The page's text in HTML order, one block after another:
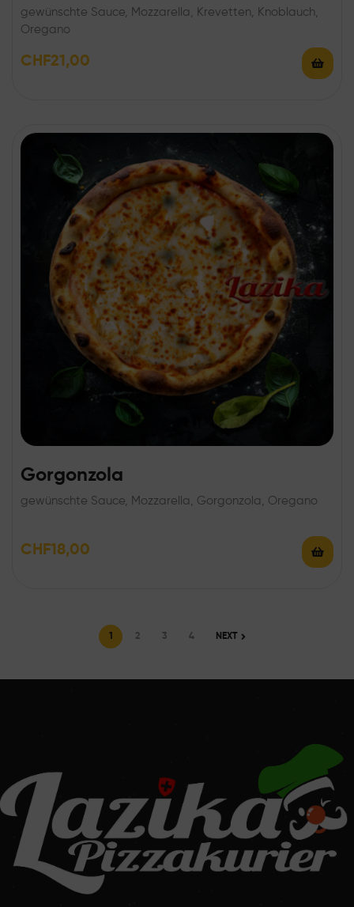
gewünschte Sauce, Mozzarella, Krevetten, Knoblauch,
Oregano
CHF21,00
Gorgonzola
gewünschte Sauce, Mozzarella, Gorgonzola, Oregano
CHF18,00
1 2 3 4 NEXT